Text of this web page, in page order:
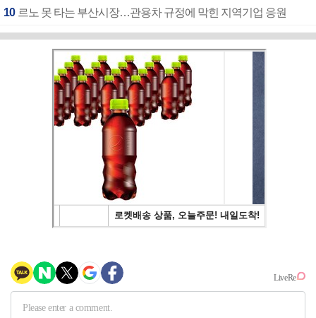
10 르노 못 타는 부산시장…관용차 규정에 막힌 지역기업 응원